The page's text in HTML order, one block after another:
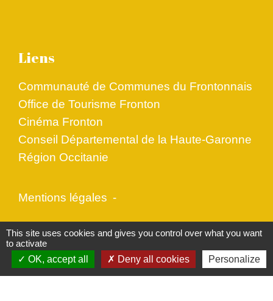
Liens
Communauté de Communes du Frontonnais
Office de Tourisme Fronton
Cinéma Fronton
Conseil Départemental de la Haute-Garonne
Région Occitanie
Mentions légales -
Politique de confidentialité - Accessibilité -
Plan du site - Gestion des cookies
This site uses cookies and gives you control over what you want
to activate
OK, accept all
Deny all cookies Personalize